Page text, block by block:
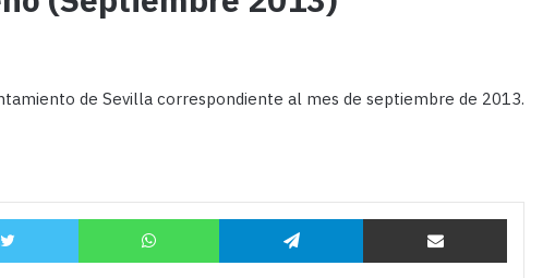
de Sevilla correspondiente al mes de septiembre de 2013.
Twitter WhatsApp Telegram Compartir por correo